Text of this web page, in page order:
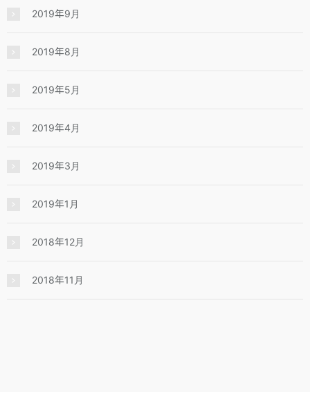
2019年9月
2019年8月
2019年5月
2019年4月
2019年3月
2019年1月
2018年12月
2018年11月